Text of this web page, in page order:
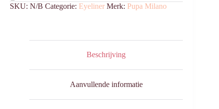
SKU: N/B Categorie: Eyeliner Merk: Pupa Milano
Beschrijving
Aanvullende informatie